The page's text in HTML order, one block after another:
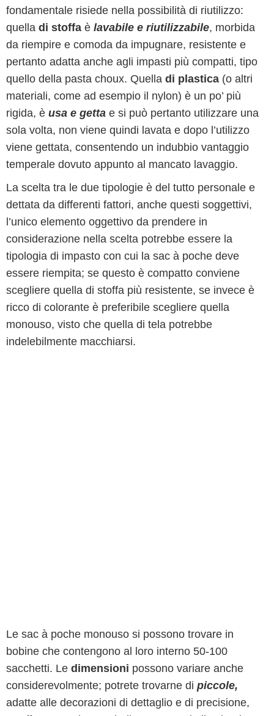
fondamentale risiede nella possibilità di riutilizzo:
quella di stoffa è lavabile e riutilizzabile, morbida
da riempire e comoda da impugnare, resistente e
pertanto adatta anche agli impasti più compatti, tipo
quello della pasta choux. Quella di plastica (o altri
materiali, come ad esempio il nylon) è un po’ più
rigida, è usa e getta e si può pertanto utilizzare una
sola volta, non viene quindi lavata e dopo l’utilizzo
viene gettata, consentendo un indubbio vantaggio
temperale dovuto appunto al mancato lavaggio.
La scelta tra le due tipologie è del tutto personale e
dettata da differenti fattori, anche questi soggettivi,
l’unico elemento oggettivo da prendere in
considerazione nella scelta potrebbe essere la
tipologia di impasto con cui la sac à poche deve
essere riempita; se questo è compatto conviene
scegliere quella di stoffa più resistente, se invece è
ricco di colorante è preferibile scegliere quella
monouso, visto che quella di tela potrebbe
indelebilmente macchiarsi.
Le sac à poche monouso si possono trovare in
bobine che contengono al loro interno 50-100
sacchetti. Le dimensioni possono variare anche
considerevolmente; potrete trovarne di piccole,
adatte alle decorazioni di dettaglio e di precisione,